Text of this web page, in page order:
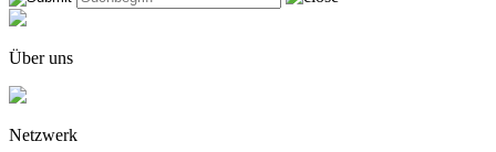
Über uns
Netzwerk